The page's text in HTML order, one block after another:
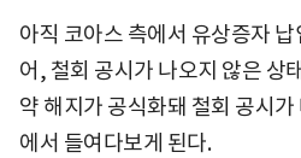
아직 코아스 측에서 유상증자
어, 철회 공시가 나오지 않은 상
약 해지가 공식화돼 철회 공시
에서 들여다보게 된다.